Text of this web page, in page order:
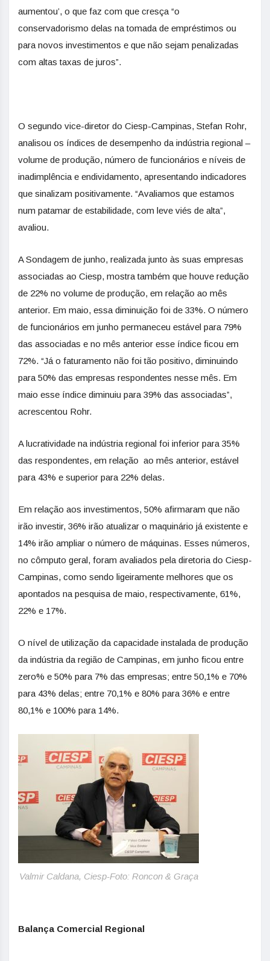
aumentou’, o que faz com que cresça “o
conservadorismo delas na tomada de empréstimos ou
para novos investimentos e que não sejam penalizadas
com altas taxas de juros”.
O segundo vice-diretor do Ciesp-Campinas, Stefan Rohr,
analisou os índices de desempenho da indústria regional –
volume de produção, número de funcionários e níveis de
inadimplência e endividamento, apresentando indicadores
que sinalizam positivamente. “Avaliamos que estamos
num patamar de estabilidade, com leve viés de alta”,
avaliou.
A Sondagem de junho, realizada junto às suas empresas
associadas ao Ciesp, mostra também que houve redução
de 22% no volume de produção, em relação ao mês
anterior. Em maio, essa diminuição foi de 33%. O número
de funcionários em junho permaneceu estável para 79%
das associadas e no mês anterior esse índice ficou em
72%. “Já o faturamento não foi tão positivo, diminuindo
para 50% das empresas respondentes nesse mês. Em
maio esse índice diminuiu para 39% das associadas”,
acrescentou Rohr.
A lucratividade na indústria regional foi inferior para 35%
das respondentes, em relação ao mês anterior, estável
para 43% e superior para 22% delas.
Em relação aos investimentos, 50% afirmaram que não
irão investir, 36% irão atualizar o maquinário já existente e
14% irão ampliar o número de máquinas. Esses números,
no cômputo geral, foram avaliados pela diretoria do Ciesp-
Campinas, como sendo ligeiramente melhores que os
apontados na pesquisa de maio, respectivamente, 61%,
22% e 17%.
O nível de utilização da capacidade instalada de produção
da indústria da região de Campinas, em junho ficou entre
zero% e 50% para 7% das empresas; entre 50,1% e 70%
para 43% delas; entre 70,1% e 80% para 36% e entre
80,1% e 100% para 14%.
Valmir Caldana, Ciesp-Foto: Roncon & Graça
Balança Comercial Regional